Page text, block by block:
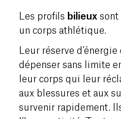
Les profils bilieux sont
un corps athlétique.
Leur réserve
dépenser sans limite
leur corps qui leur
aux blessures et aux
survenir rapidement.